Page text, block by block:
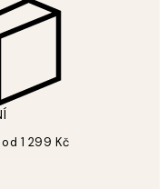
1 299 Kč